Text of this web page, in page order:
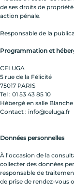
de ses droits de
action pénale.
Responsable de la
Programmation et
CELUGA
5 rue de la Félicité
75017 PARIS
Tel : 01 53 43 85 10
Hébergé en salle
Contact : info@celuga.fr
Données personnelles
À l’occasion de la
collecter des données
responsable de
de prise de rendez-vous